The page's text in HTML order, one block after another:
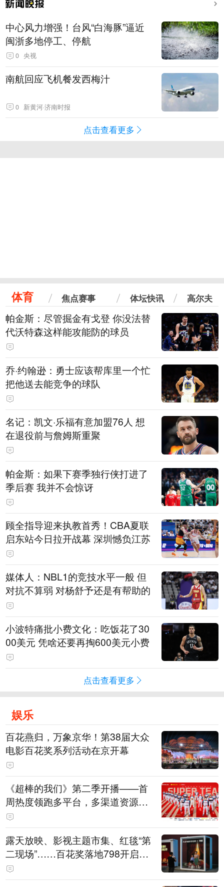
中心风力增强！台风“白海豚”逼近
闽浙多地停工、停航
0 央视
南航回应飞机餐发西梅汁
0 新黄河·济南时报
点击查看更多
体育 焦点赛事 体坛快讯 高尔夫
帕金斯：尽管掘金有戈登 你没法替
代沃特森这样能攻能防的球员
乔·约翰逊：勇士应该帮库里一个忙
把他送去能竞争的球队
名记：凯文·乐福有意加盟76人 想
在退役前与詹姆斯重聚
帕金斯：如果下赛季独行侠打进了
季后赛 我并不会惊讶
顾全指导迎来执教首秀！CBA夏联
启东站今日拉开战幕 深圳憾负江苏
媒体人：NBL1的竞技水平一般 但
对抗不算弱 对杨舒予还是有帮助的
小波特痛批小费文化：吃饭花了30
00美元 凭啥还要再掏600美元小费
点击查看更多
娱乐
百花燕归，万象京华！第38届大众
电影百花奖系列活动在京开幕
《超棒的我们》第二季开播——首
周热度领跑多平台，多渠道资源加
持助推棒球文化出圈
露天放映、影视主题市集、红毯“第
二现场”……百花奖落地798开启城
市文化体验新场景